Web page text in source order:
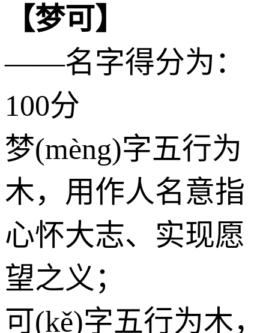
【梦可】
——名字得分为：
100分
梦(mèng)字五行为
木，用作人名意指
心怀大志、实现愿
望之义；
可(kě)字五行为木，